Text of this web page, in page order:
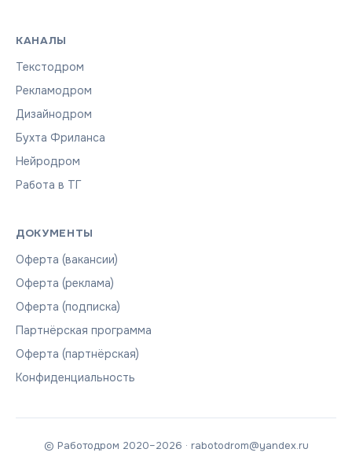
КАНАЛЫ
Текстодром
Рекламодром
Дизайнодром
Бухта Фриланса
Нейродром
Работа в ТГ
ДОКУМЕНТЫ
Оферта (вакансии)
Оферта (реклама)
Оферта (подписка)
Партнёрская программа
Оферта (партнёрская)
Конфиденциальность
© Работодром 2020–2026 · rabotodrom@yandex.ru